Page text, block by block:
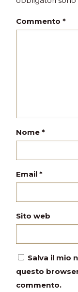
Commento *
Nome *
Email *
Sito web
Salva il mio
questo
commento.